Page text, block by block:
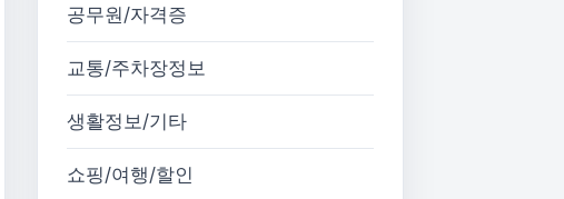
공무원/자격증
교통/주차장정보
생활정보/기타
쇼핑/여행/할인